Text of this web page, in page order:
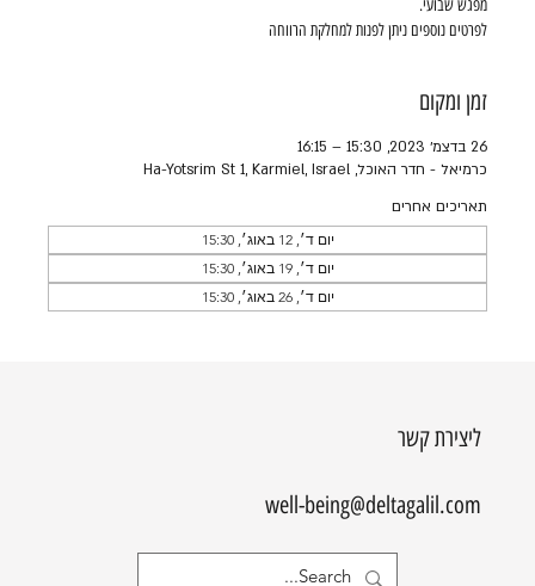
לפרטים נוספים ניתן לפנות למחלקת הרווחה
זמן ומקום
26 בדצמ׳ 2023, 15:30 – 16:15
כרמיאל - חדר האוכל, Ha-Yotsrim St 1, Karmiel, Israel
תאריכים אחרים
יום ד׳, 12 באוג׳, 15:30
יום ד׳, 19 באוג׳, 15:30
יום ד׳, 26 באוג׳, 15:30
ליצירת קשר
well-being@deltagalil.com